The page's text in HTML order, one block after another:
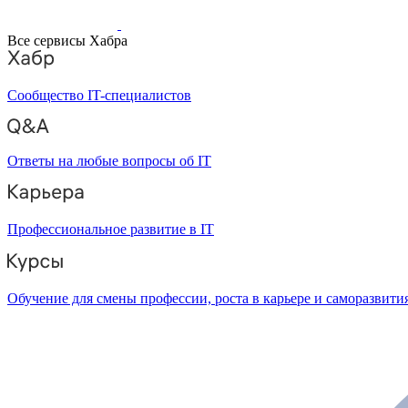
Все сервисы Хабра
Сообщество IT-специалистов
Ответы на любые вопросы об IT
Профессиональное развитие в IT
Обучение для смены профессии, роста в карьере и